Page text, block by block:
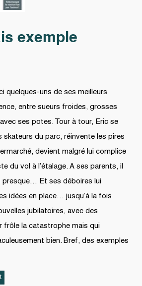
exemple
quelques-uns de ses meilleurs
entre sueurs froides, grosses
ses potes. Tour à tour, Eric se
skateurs du parc, réinvente les pires
devient malgré lui complice
du vol à l’étalage. A ses parents, il
presque… Et ses déboires lui
idées en place… jusqu’à la fois
jubilatoires, avec des
frôle la catastrophe mais qui
bien. Bref, des exemples